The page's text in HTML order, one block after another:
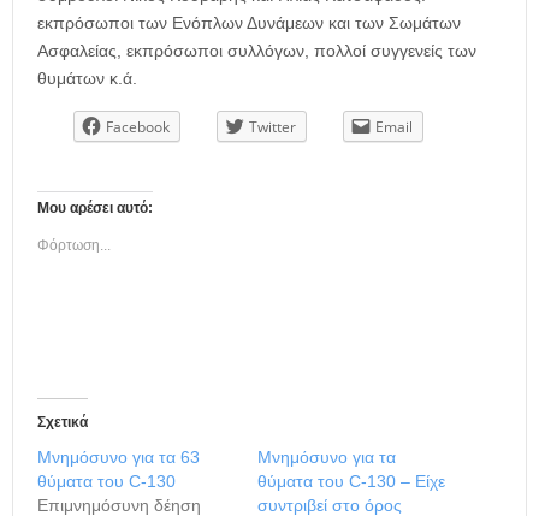
εκπρόσωποι των Ενόπλων Δυνάμεων και των Σωμάτων
Ασφαλείας, εκπρόσωποι συλλόγων, πολλοί συγγενείς των
θυμάτων κ.ά.
Facebook Twitter Email
Μου αρέσει αυτό:
Φόρτωση...
Σχετικά
Μνημόσυνο για τα 63
θύματα του C-130
Επιμνημόσυνη δέηση
Μνημόσυνο για τα
θύματα του C-130 – Είχε
συντριβεί στο όρος